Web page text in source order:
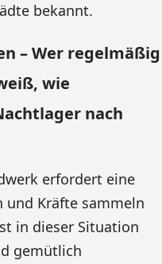
bekannt.
– Wer regelmäßig
wie
nach
erfordert eine
und Kräfte sammeln
in dieser Situation
gemütlich